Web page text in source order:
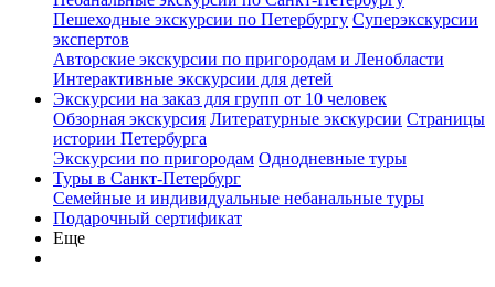
Пешеходные экскурсии по Петербургу Суперэкскурсии
экспертов
Авторские экскурсии по пригородам и Ленобласти
Интерактивные экскурсии для детей
Экскурсии на заказ для групп от 10 человек
Обзорная экскурсия Литературные экскурсии Страницы
истории Петербурга
Экскурсии по пригородам Однодневные туры
Туры в Санкт-Петербург
Семейные и индивидуальные небанальные туры
Подарочный сертификат
Еще